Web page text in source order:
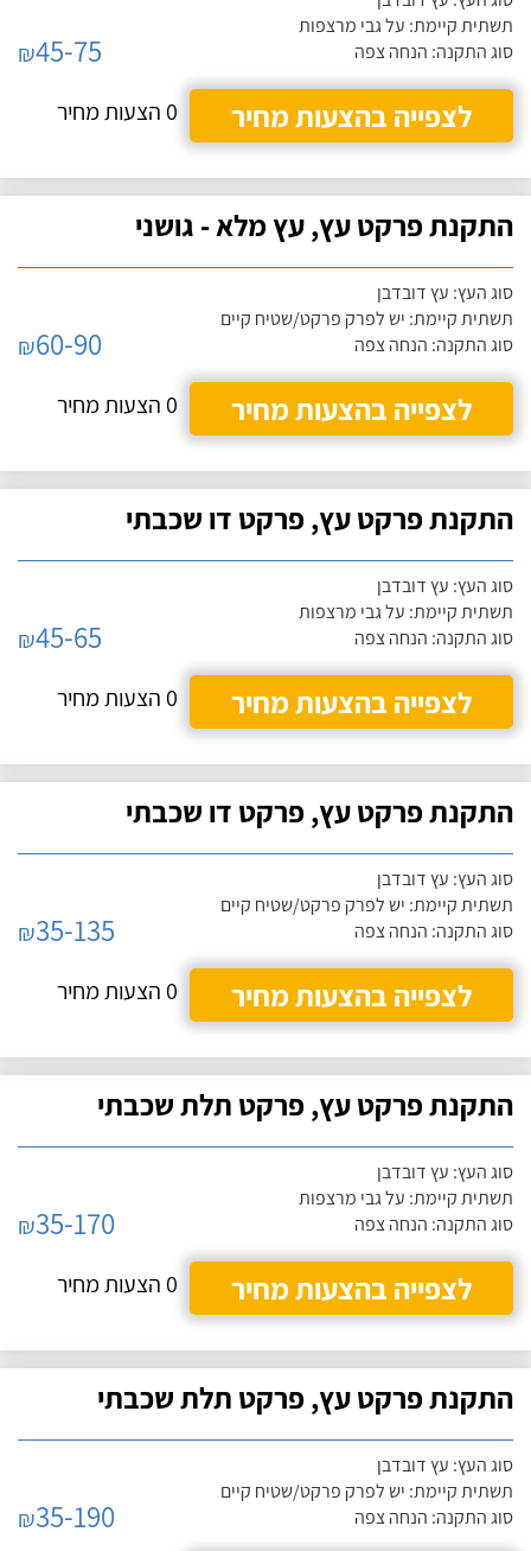
תשתית קיימת: על גבי מרצפות
סוג התקנה: הנחה צפה
₪45-75
לצפייה בהצעות מחיר
0 הצעות מחיר
התקנת פרקט עץ, עץ מלא - גושני
סוג העץ: עץ דובדבן
תשתית קיימת: יש לפרק פרקט/שטיח קיים
סוג התקנה: הנחה צפה
₪60-90
לצפייה בהצעות מחיר
0 הצעות מחיר
התקנת פרקט עץ, פרקט דו שכבתי
סוג העץ: עץ דובדבן
תשתית קיימת: על גבי מרצפות
סוג התקנה: הנחה צפה
₪45-65
לצפייה בהצעות מחיר
0 הצעות מחיר
התקנת פרקט עץ, פרקט דו שכבתי
סוג העץ: עץ דובדבן
תשתית קיימת: יש לפרק פרקט/שטיח קיים
סוג התקנה: הנחה צפה
₪35-135
לצפייה בהצעות מחיר
0 הצעות מחיר
התקנת פרקט עץ, פרקט תלת שכבתי
סוג העץ: עץ דובדבן
תשתית קיימת: על גבי מרצפות
סוג התקנה: הנחה צפה
₪35-170
לצפייה בהצעות מחיר
0 הצעות מחיר
התקנת פרקט עץ, פרקט תלת שכבתי
סוג העץ: עץ דובדבן
תשתית קיימת: יש לפרק פרקט/שטיח קיים
סוג התקנה: הנחה צפה
₪35-190